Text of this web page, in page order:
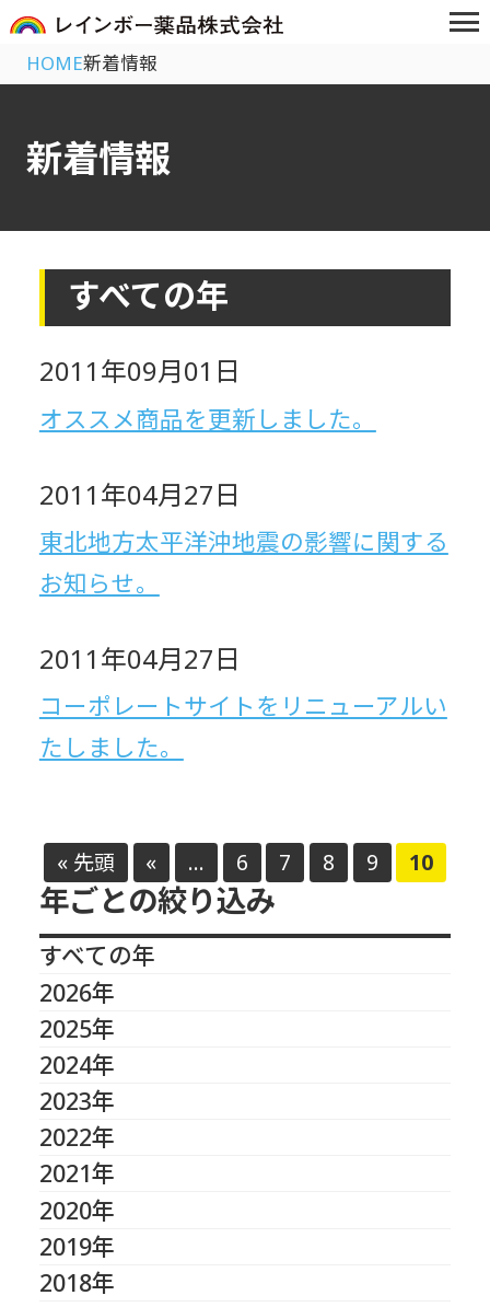
HOME新着情報
新着情報
すべての年
2011年09月01日
オススメ商品を更新しました。
2011年04月27日
東北地方太平洋沖地震の影響に関する
お知らせ。
2011年04月27日
コーポレートサイトをリニューアルい
たしました。
« 先頭 « ... 6 7 8 9 10
年ごとの絞り込み
すべての年
2026年
2025年
2024年
2023年
2022年
2021年
2020年
2019年
2018年